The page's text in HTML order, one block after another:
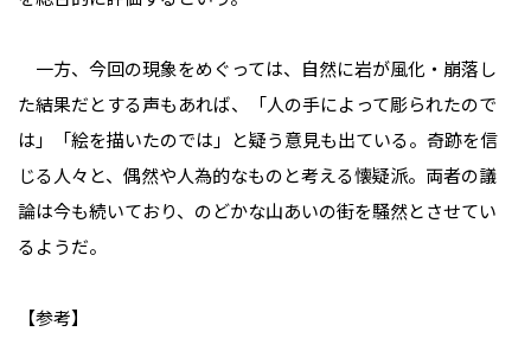
一方、今回の現象をめぐっては、自然に岩が風化・崩落し
た結果だとする声もあれば、「人の手によって彫られたので
は」「絵を描いたのでは」と疑う意見も出ている。奇跡を信
じる人々と、偶然や人為的なものと考える懐疑派――。両者の議
論は今も続いており、のどかな山あいの街を騒然とさせてい
るようだ。
【参考】